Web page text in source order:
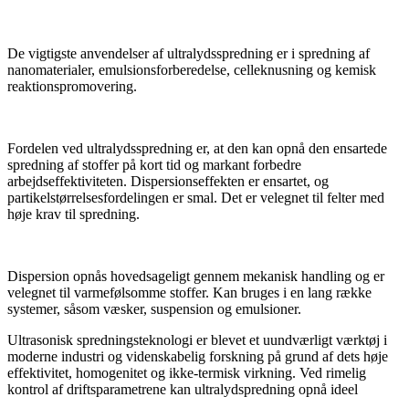
De vigtigste anvendelser af ultralydsspredning er i spredning af
nanomaterialer, emulsionsforberedelse, celleknusning og kemisk
reaktionspromovering.
Fordelen ved ultralydsspredning er, at den kan opnå den ensartede
spredning af stoffer på kort tid og markant forbedre
arbejdseffektiviteten. Dispersionseffekten er ensartet, og
partikelstørrelsesfordelingen er smal. Det er velegnet til felter med
høje krav til spredning.
Dispersion opnås hovedsageligt gennem mekanisk handling og er
velegnet til varmefølsomme stoffer. Kan bruges i en lang række
systemer, såsom væsker, suspension og emulsioner.
Ultrasonisk spredningsteknologi er blevet et uundværligt værktøj i
moderne industri og videnskabelig forskning på grund af dets høje
effektivitet, homogenitet og ikke-termisk virkning. Ved rimelig
kontrol af driftsparametrene kan ultralydspredning opnå ideel